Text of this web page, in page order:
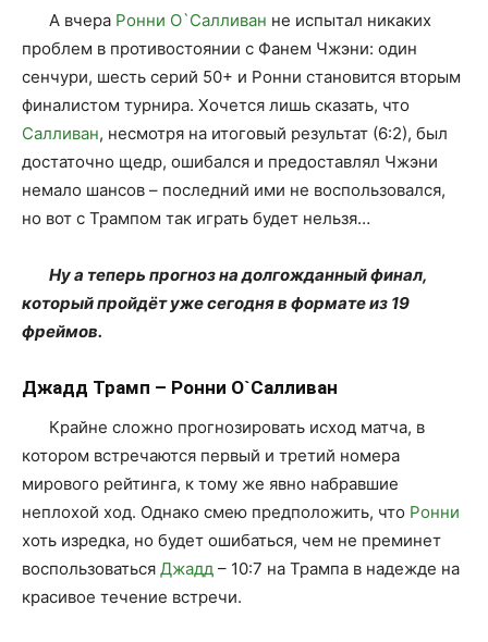
А вчера Ронни О`Салливан не испытал никаких
проблем в противостоянии с Фанем Чжэни: один
сенчури, шесть серий 50+ и Ронни становится вторым
финалистом турнира. Хочется лишь сказать, что
Салливан, несмотря на итоговый результат (6:2), был
достаточно щедр, ошибался и предоставлял Чжэни
немало шансов – последний ими не воспользовался,
но вот с Трампом так играть будет нельзя…
Ну а теперь прогноз на долгожданный финал,
который пройдёт уже сегодня в формате из 19
фреймов.
Джадд Трамп – Ронни О`Салливан
Крайне сложно прогнозировать исход матча, в
котором встречаются первый и третий номера
мирового рейтинга, к тому же явно набравшие
неплохой ход. Однако смею предположить, что Ронни
хоть изредка, но будет ошибаться, чем не преминет
воспользоваться Джадд – 10:7 на Трампа в надежде на
красивое течение встречи.